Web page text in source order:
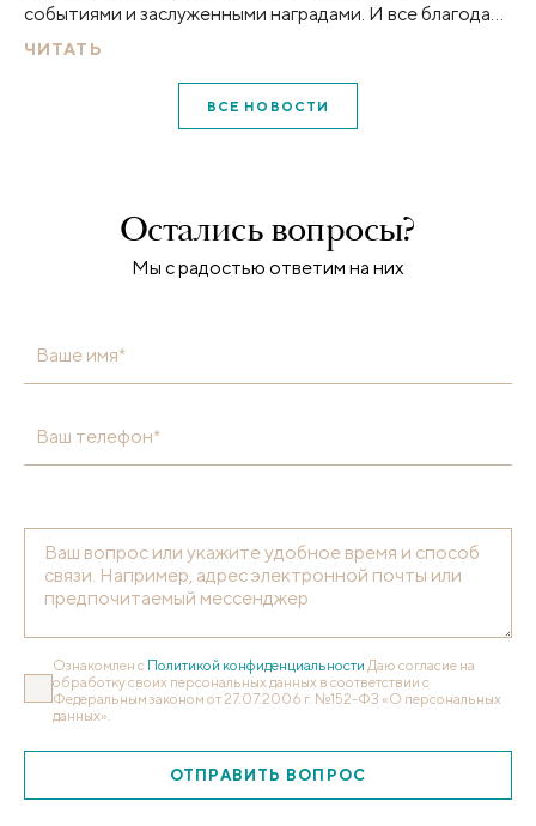
событиями и заслуженными наградами. И все благодаря
вам!
ЧИТАТЬ
ВСЕ НОВОСТИ
Остались вопросы?
Мы с радостью ответим на них
Ваше имя*
Ваш телефон*
Ознакомлен с Политикой конфиденциальности Даю согласие на
обработку своих персональных данных в соответствии с
Федеральным законом от 27.07.2006 г. №152-ФЗ «О персональных
данных».
ОТПРАВИТЬ ВОПРОС